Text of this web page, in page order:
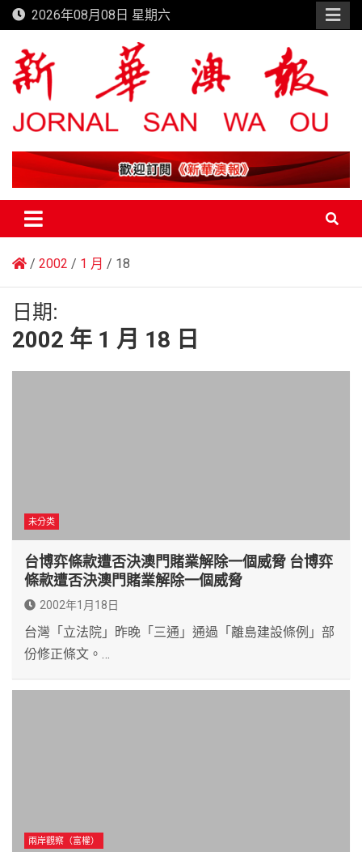
Skip
to
content
2026年08月08日 星期六
新華澳報
2002 1 月 18
日期:
2002 年 1 月 18 日
未分类
台博弈條款遭否決澳門賭業解除一個威脅 台博弈
條款遭否決澳門賭業解除一個威脅
2002年1月18日
台灣「立法院」昨晚「三通」通過「離島建設條例」部
份修正條文。…
兩岸觀察（富權）